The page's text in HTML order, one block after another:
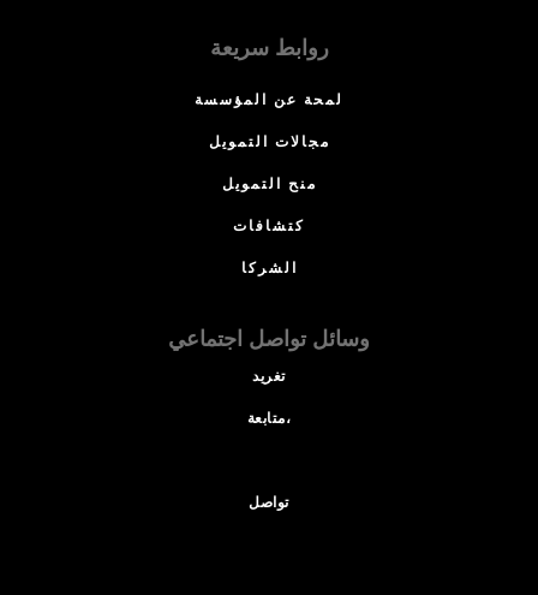
روابط سريعة
لمحة عن المؤسسة
مجالات التمويل
منح التمويل
كتشافات
الشركا
وسائل تواصل اجتماعي
تغريد
متابعة،
تواصل